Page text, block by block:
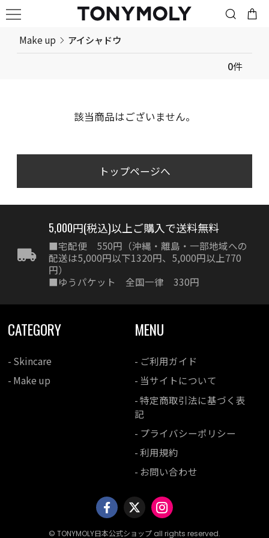
Make up アイシャドウ
0件
該当商品はございません。
トップページへ
5,000円(税込)以上ご購入で送料無料
■宅配便 550円（沖縄・離島・一部地域への
配送は5,000円以下1320円、5,000円以上770
円）
■ゆうパケット 全国一律 330円
CATEGORY
- Skincare
- Make up
MENU
- ご利用ガイド
- 当サイトについて
- 特定商取引法に基づく表
記
- プライバシーポリシー
- 利用規約
- お問い合わせ
© TONYMOLY日本公式ショップ all rights reserved.